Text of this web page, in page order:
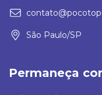
São Paulo/SP
Permaneça